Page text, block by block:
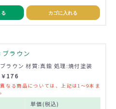
カゴに入れる
ラウン
ラウン 材質:真鍮 処理:焼付塗装
176
なる商品については、上記は1～9本ま
単価(税込)